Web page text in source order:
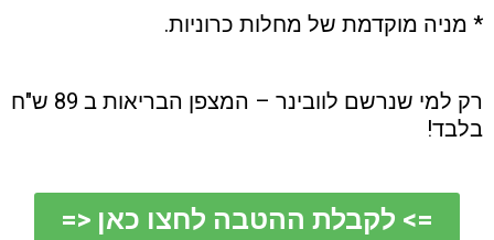
* מניה מוקדמת של מחלות כרוניות.
רק למי שנרשם לוובינר – המצפן הבריאות ב 89 ש"ח
בלבד!
=> לקבלת ההטבה לחצו כאן <=